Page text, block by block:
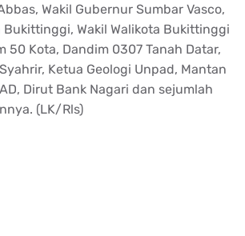
Wakil Gubernur Sumbar Vasco,
Bukittinggi, Wakil Walikota Bukittinggi
50 Kota, Dandim 0307 Tanah Datar,
Ketua Geologi Unpad, Mantan
Dirut Bank Nagari dan sejumlah
(LK/Rls)